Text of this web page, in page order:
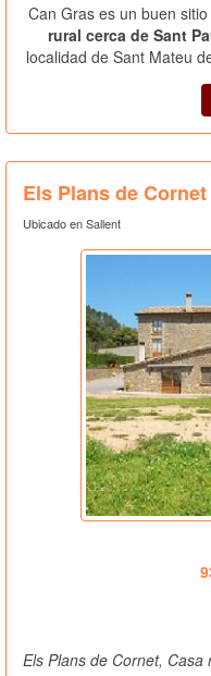
Can Gras es un buen
rural cerca de Sant
localidad de Sant Mateu
Els Plans de Cornet
Ubicado en Sallent
Els Plans de Cornet,